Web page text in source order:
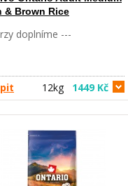
& Brown Rice
doplníme ---
12kg 1449 Kč